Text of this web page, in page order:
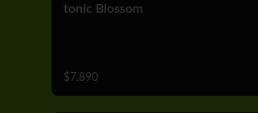
tonic Blossom
$7.890